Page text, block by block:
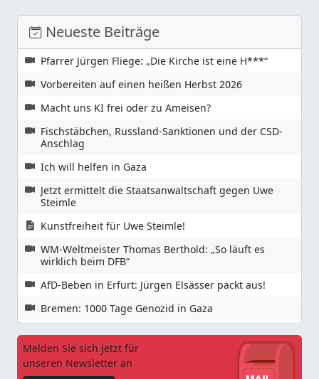
Neueste Beiträge
Pfarrer Jürgen Fliege: „Die Kirche ist eine H***“
Vorbereiten auf einen heißen Herbst 2026
Macht uns KI frei oder zu Ameisen?
Fischstäbchen, Russland-Sanktionen und der CSD-
Anschlag
Ich will helfen in Gaza
Jetzt ermittelt die Staatsanwaltschaft gegen Uwe
Steimle
Kunstfreiheit für Uwe Steimle!
WM-Weltmeister Thomas Berthold: „So läuft es
wirklich beim DFB“
AfD-Beben in Erfurt: Jürgen Elsässer packt aus!
Bremen: 1000 Tage Genozid in Gaza
Melden Sie sich jetzt für
unseren Newsletter an